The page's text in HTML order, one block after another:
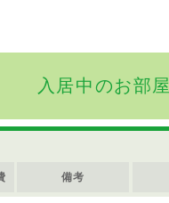
入居中のお部屋
備考